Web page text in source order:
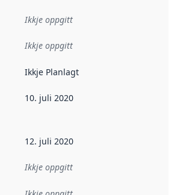
:
Ikkje oppgitt
Ikkje oppgitt
:
Ikkje Planlagt
Denne datoen seier når dataa i dette
10. juli 2020
12. juli 2020
Ikkje oppgitt